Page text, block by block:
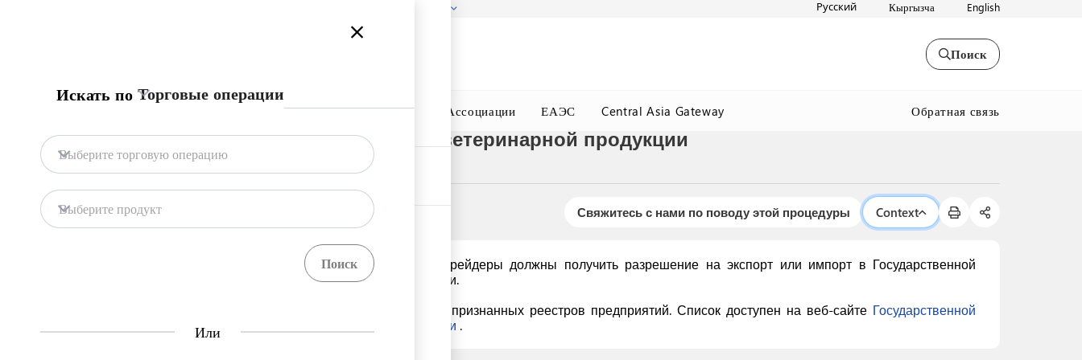
Русский Кыргызча English
Поиск
Центр Единого Окна Ассоциации ЕАЭС Central Asia Gateway Обратная связь
Центр Единого Окна
Central Asia Gateway
Искать по Торговые операции
Выберите торговую операцию
Выберите продукт
Или
Получить разрешение на импорт ветеринарной продукции
Импорт Животные удобрения
Свяжитесь с нами по поводу этой процедуры Context
При экспорте или импорте ветеринарной продукции трейдеры должны получить разрешение на экспорт или импорт в Государственной
инспекции ветеринарной и фитосанитарной безопасности.
Трейдеры должны быть зарегистрированы в одном из признанных реестров предприятий. Список доступен на веб-сайте Государственной
инспекции ветеринарной и фитосанитарной безопасности .